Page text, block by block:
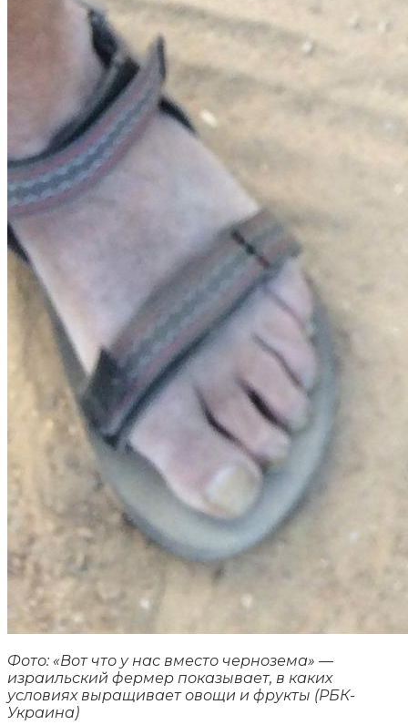
Фото: «Вот что у нас вместо чернозема» —
израильский фермер показывает, в каких
условиях выращивает овощи и фрукты (РБК-
Украина)